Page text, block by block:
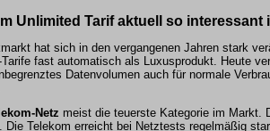
Unlimited Tarif aktuell so interessant
hat sich in den vergangenen Jahren stark
fast automatisch als Luxusprodukt. Heute
Datenvolumen auch für normale
Netz meist die teuerste Kategorie im Markt.
Die Telekom erreicht bei Netztests regelmäßig